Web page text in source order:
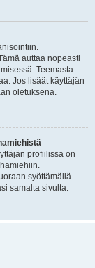
auttaa nopeasti
Teemasta
Jos lisäät käyttäjän
oletuksena.
profiilissa on
syöttämällä
samalta sivulta.